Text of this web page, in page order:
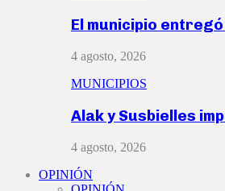
El municipio
4 agosto, 2026
MUNICIPIOS
Alak y Susbielles
4 agosto, 2026
OPINIÓN